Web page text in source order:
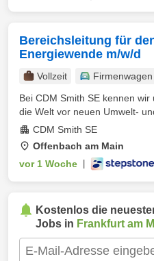
Bereichsleitung für
Energiewende m/w/d
Vollzeit Firmenwagen
Bei CDM Smith SE kennen
die Welt vor neuen Umwelt-
CDM Smith SE
Offenbach am Main
vor 1 Woche
Kostenlos die
Jobs in Frankfurt am